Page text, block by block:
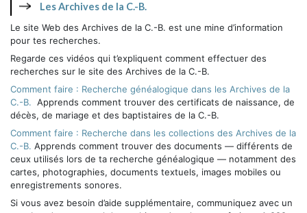
Les Archives de la C.-B.
Le site Web des Archives de la C.-B. est une mine d’information
pour tes recherches.
Regarde ces vidéos qui t’expliquent comment effectuer des
recherches sur le site des Archives de la C.-B.
Comment faire : Recherche généalogique dans les Archives de la
C.-B. Apprends comment trouver des certificats de naissance, de
décès, de mariage et des baptistaires de la C.-B.
Comment faire : Recherche dans les collections des Archives de la
C.-B. Apprends comment trouver des documents — différents de
ceux utilisés lors de ta recherche généalogique — notamment des
cartes, photographies, documents textuels, images mobiles ou
enregistrements sonores.
Si vous avez besoin d’aide supplémentaire, communiquez avec un